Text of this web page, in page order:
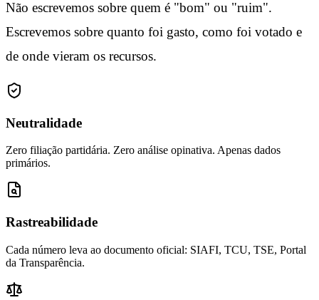
Não escrevemos sobre quem é "bom" ou "ruim".
Escrevemos sobre quanto foi gasto, como foi votado e
de onde vieram os recursos.
Neutralidade
Zero filiação partidária. Zero análise opinativa. Apenas dados
primários.
Rastreabilidade
Cada número leva ao documento oficial: SIAFI, TCU, TSE, Portal
da Transparência.